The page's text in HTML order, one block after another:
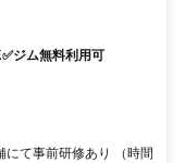
ジム無料利用可
にて事前研修あり （時間